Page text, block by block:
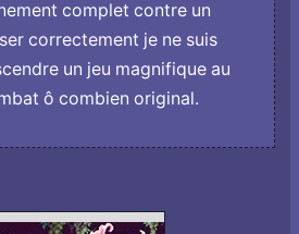
complet contre un
correctement je ne suis
un jeu magnifique au
ô combien original.